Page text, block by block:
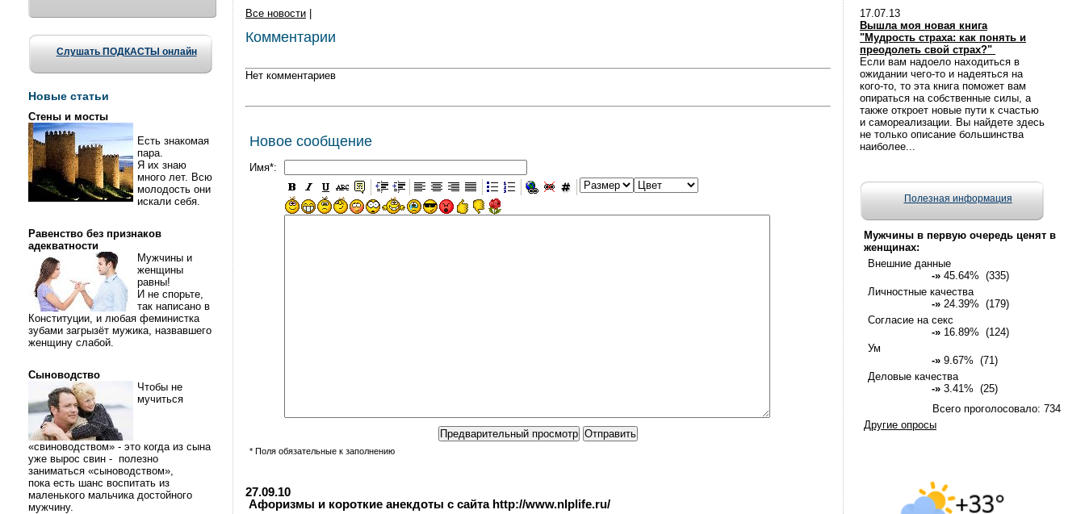
Слушать ПОДКАСТЫ онлайн
Новые статьи
Стены и мосты
Есть знакомая
пара.
Я их знаю
много лет. Всю
молодость они
искали себя.
Равенство без признаков
адекватности
Мужчины и
женщины
равны!
И не спорьте,
так написано в
Конституции, и любая феминистка
зубами загрызёт мужика, назвавшего
женщину слабой.
Сыноводство
Чтобы не
мучиться
«свиноводством» - это когда из сына
уже вырос свин - полезно
заниматься «сыноводством»,
пока есть шанс воспитать из
маленького мальчика достойного
мужчину.
Все новости
Комментарии
Нет комментариев
Новое сообщение
Имя*:
* Поля обязательные к заполнению
27.09.10
Афоризмы и короткие анекдоты с сайта http://www.nlplife.ru/
17.07.13
Вышла моя новая книга
"Мудрость страха: как понять и
преодолеть свой страх?"
Если вам надоело находиться в
ожидании чего-то и надеяться на
кого-то, то эта книга поможет вам
опираться на собственные силы, а
также откроет новые пути к счастью
и самореализации. Вы найдете здесь
не только описание большинства
наиболее...
Полезная информация
Мужчины в первую очередь ценят в
женщинах:
Внешние данные
-» 45.64% (335)
Личностные качества
-» 24.39% (179)
Согласие на секс
-» 16.89% (124)
Ум
-» 9.67% (71)
Деловые качества
-» 3.41% (25)
Всего проголосовало: 734
Другие опросы